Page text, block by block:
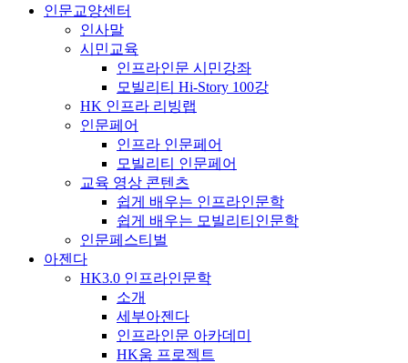
인문교양센터
인사말
시민교육
인프라인문 시민강좌
모빌리티 Hi-Story 100강
HK 인프라 리빙랩
인문페어
인프라 인문페어
모빌리티 인문페어
교육 영상 콘텐츠
쉽게 배우는 인프라인문학
쉽게 배우는 모빌리티인문학
인문페스티벌
아젠다
HK3.0 인프라인문학
소개
세부아젠다
인프라인문 아카데미
HK움 프로젝트